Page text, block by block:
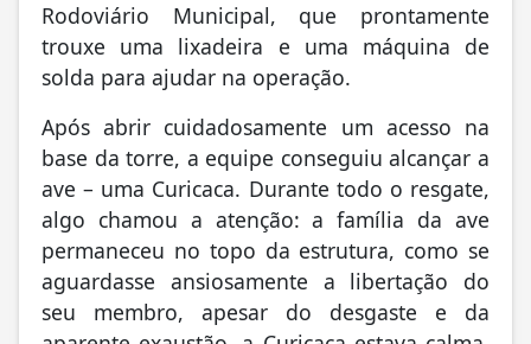
Rodoviário Municipal, que prontamente
trouxe uma lixadeira e uma máquina de
solda para ajudar na operação.
Após abrir cuidadosamente um acesso na
base da torre, a equipe conseguiu alcançar a
ave – uma Curicaca. Durante todo o resgate,
algo chamou a atenção: a família da ave
permaneceu no topo da estrutura, como se
aguardasse ansiosamente a libertação do
seu membro, apesar do desgaste e da